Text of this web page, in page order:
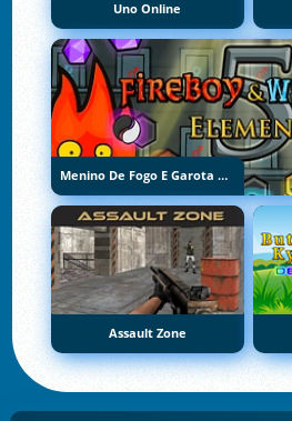
Uno Online
Menino De Fogo E Garota De Água 5: Elementos
Assault Zone